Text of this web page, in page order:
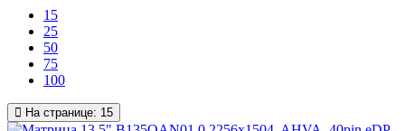
15
25
50
75
100
На странице: 15